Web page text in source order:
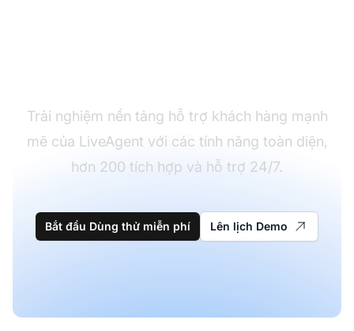
Trải nghiệm nền tảng hỗ trợ khách hàng mạnh
mẽ của LiveAgent với các tính năng toàn diện,
hơn 200 tích hợp và hỗ trợ 24/7.
Bắt đầu Dùng thử miễn phí Lên lịch Demo